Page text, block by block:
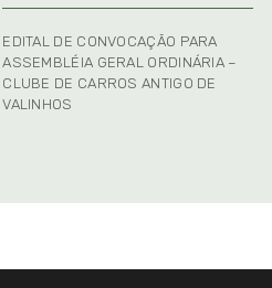
EDITAL DE CONVOCAÇÃO PARA
ASSEMBLÉIA GERAL ORDINÁRIA –
CLUBE DE CARROS ANTIGO DE
VALINHOS